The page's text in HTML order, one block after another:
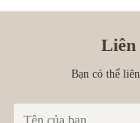
Liên
Bạn có thể